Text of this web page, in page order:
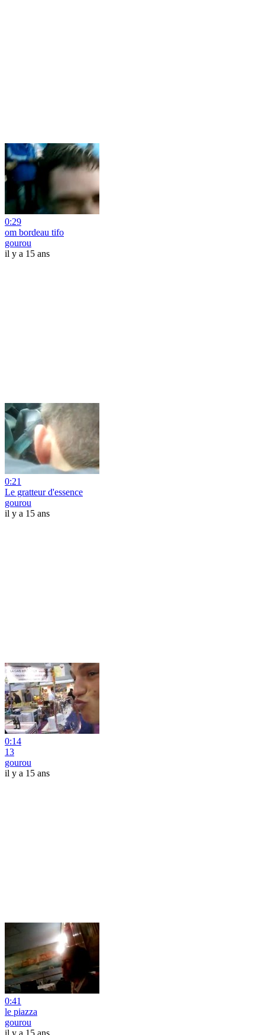
0:29
om bordeau tifo
gourou
il y a 15 ans
0:21
Le gratteur d'essence
gourou
il y a 15 ans
0:14
13
gourou
il y a 15 ans
0:41
le piazza
gourou